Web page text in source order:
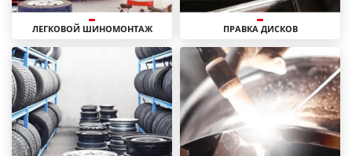
ЛЕГКОВОЙ ШИНОМОНТАЖ ПРАВКА ДИСКОВ